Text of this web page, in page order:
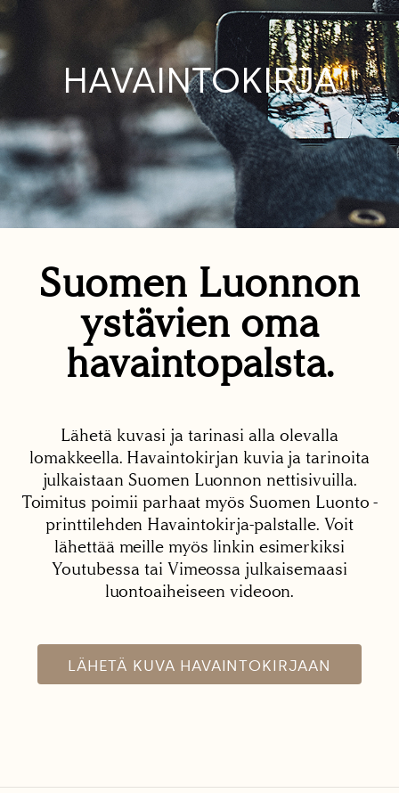
HAVAINTOKIRJA
Suomen Luonnon
ystävien oma
havaintopalsta.
Lähetä kuvasi ja tarinasi alla olevalla
lomakkeella. Havaintokirjan kuvia ja tarinoita
julkaistaan Suomen Luonnon nettisivuilla.
Toimitus poimii parhaat myös Suomen Luonto -
printtilehden Havaintokirja-palstalle. Voit
lähettää meille myös linkin esimerkiksi
Youtubessa tai Vimeossa julkaisemaasi
luontoaiheiseen videoon.
LÄHETÄ KUVA HAVAINTOKIRJAAN